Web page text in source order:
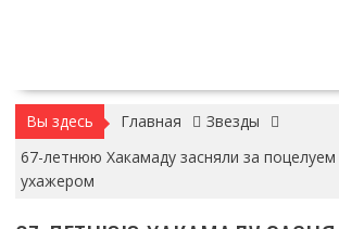
Вы здесь Главная
Звезды
67-летнюю Хакамаду засняли за
ухажером